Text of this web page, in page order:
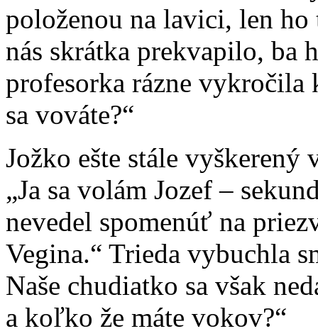
položenou na lavici, len
nás skrátka prekvapilo, ba
profesorka rázne vykročila
sa vováte?“
Jožko ešte stále
„Ja sa volám Jozef –
nevedel spomenúť na
Vegina.“ Trieda vybuchla
Naše chudiatko sa však
a koľko že máte vokov?“